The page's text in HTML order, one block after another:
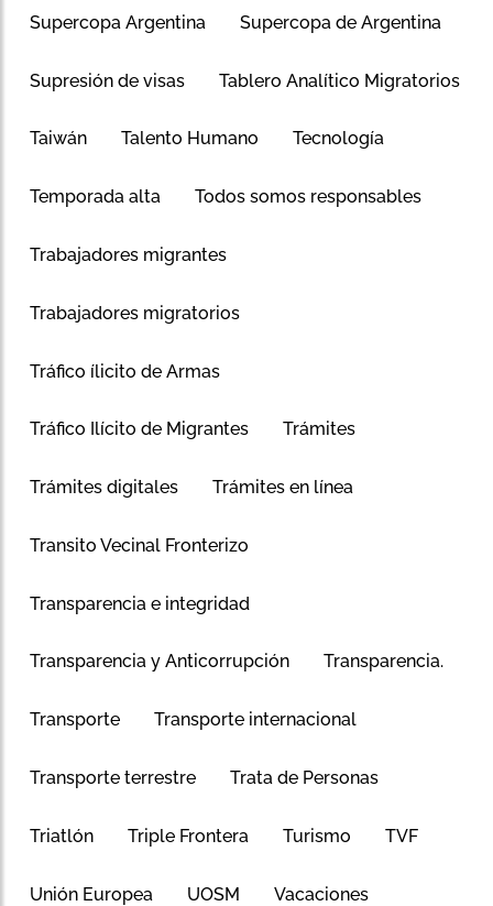
Supercopa Argentina Supercopa de Argentina
Supresión de visas Tablero Analítico Migratorios
Taiwán Talento Humano Tecnología
Temporada alta Todos somos responsables
Trabajadores migrantes
Trabajadores migratorios
Tráfico ílicito de Armas
Tráfico Ilícito de Migrantes Trámites
Trámites digitales Trámites en línea
Transito Vecinal Fronterizo
Transparencia e integridad
Transparencia y Anticorrupción Transparencia.
Transporte Transporte internacional
Transporte terrestre Trata de Personas
Triatlón Triple Frontera Turismo TVF
Unión Europea UOSM Vacaciones